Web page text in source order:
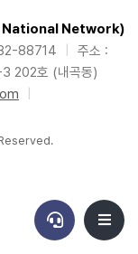
National Network)
88714
주소 :
202호 (내곡동)